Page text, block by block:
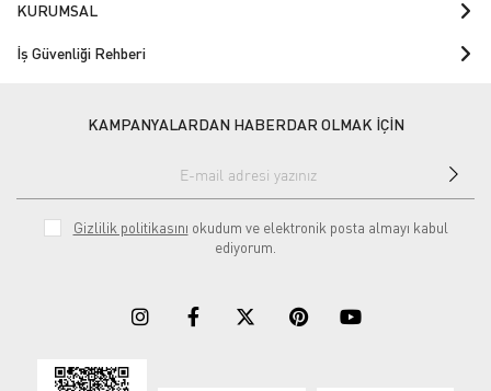
KURUMSAL
İş Güvenliği Rehberi
KAMPANYALARDAN HABERDAR OLMAK İÇİN
Gizlilik politikasını okudum ve elektronik posta almayı kabul
ediyorum.